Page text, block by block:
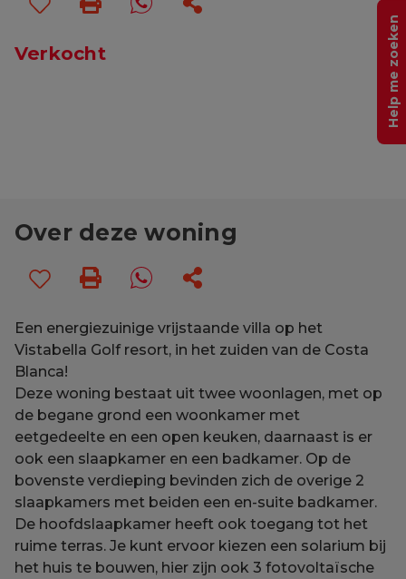
Verkocht
Over deze woning
Een energiezuinige vrijstaande villa op het
Vistabella Golf resort, in het zuiden van de Costa
Blanca!
Deze woning bestaat uit twee woonlagen, met op
de begane grond een woonkamer met
eetgedeelte en een open keuken, daarnaast is er
ook een slaapkamer en een badkamer. Op de
bovenste verdieping bevinden zich de overige 2
slaapkamers met beiden een en-suite badkamer.
De hoofdslaapkamer heeft ook toegang tot het
ruime terras. Je kunt ervoor kiezen een solarium bij
het huis te bouwen, hier zijn ook 3 fotovoltaïsche
Help me zoeken